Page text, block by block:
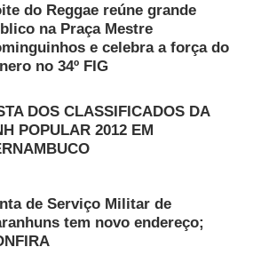
do Reggae reúne grande
na Praça Mestre
e celebra a força do
no 34º FIG
DOS CLASSIFICADOS DA
POPULAR 2012 EM
de Serviço Militar de
tem novo endereço;